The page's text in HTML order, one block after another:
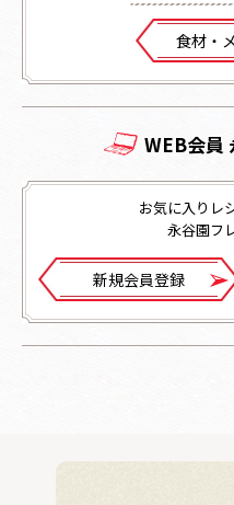
⾷材・
WEB会員
お気に入りレ
永谷園フ
新規会員登録